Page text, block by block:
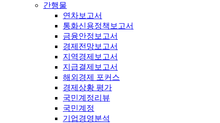
간행물
연차보고서
통화신용정책보고서
금융안정보고서
경제전망보고서
지역경제보고서
지급결제보고서
해외경제 포커스
경제상황 평가
국민계정리뷰
국민계정
기업경영분석